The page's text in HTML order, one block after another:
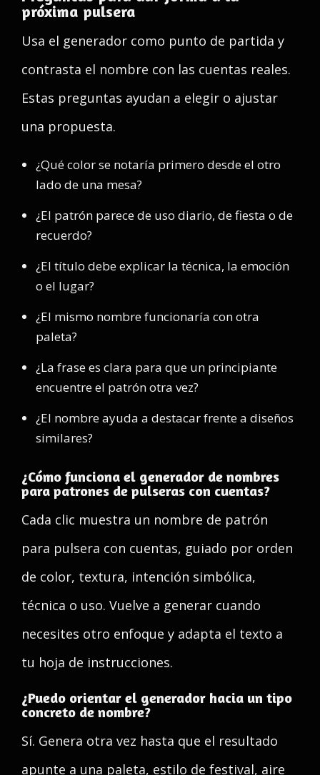
próxima pulsera
Usa el generador como punto de partida y
contrasta el nombre con las cuentas reales.
Estas preguntas ayudan a elegir o ajustar
una propuesta.
¿Qué color se notaría primero desde el otro
lado de una mesa?
¿El patrón parece de uso diario, de fiesta o de
recuerdo?
¿El título debe explicar la técnica, la emoción
o el lugar?
¿El mismo nombre funcionaría con otra
paleta?
¿La frase es clara para que un principiante
encuentre el patrón otra vez?
¿El nombre ayuda a destacar frente a diseños
similares?
¿Cómo funciona el generador de nombres
para patrones de pulseras con cuentas?
Cada clic muestra un nombre de patrón
para pulsera con cuentas, guiado por orden
de color, textura, intención simbólica,
técnica o uso. Vuelve a generar cuando
necesites otro enfoque y adapta el texto a
tu hoja de instrucciones.
¿Puedo orientar el generador hacia un tipo
concreto de nombre?
Sí. Genera otra vez hasta que el resultado
apunte a una paleta, estilo de festival, aire